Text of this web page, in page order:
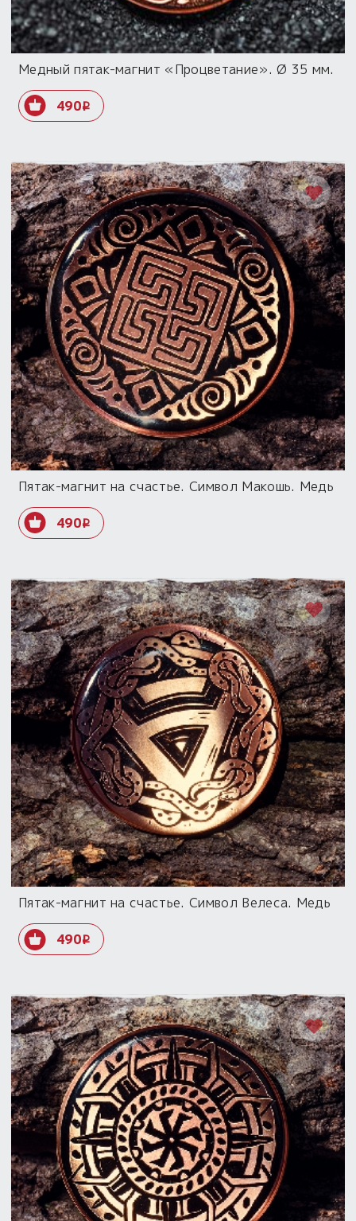
Медный пятак-магнит «Процветание». Ø 35 мм.
490i
Пятак-магнит на счастье. Символ Макошь. Медь
490i
Пятак-магнит на счастье. Символ Велеса. Медь
490i